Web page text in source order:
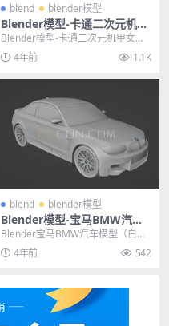
blend blender模型
Blender模型-卡通二次元机甲
女孩7KII模型工程
Blender模型-卡通二次元机甲女孩7
KII模型工程 其他推荐: Blende...
4年前 1.1K
blend blender模型
Blender模型-宝马BMW汽车
模型（白模）格式支持blend
Blender宝马BMW汽车模型（白
模）格式支持blend 其他推荐: ble
n... 4年前 542